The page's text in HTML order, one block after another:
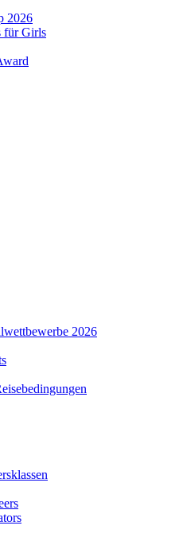
2026
für Girls
2026